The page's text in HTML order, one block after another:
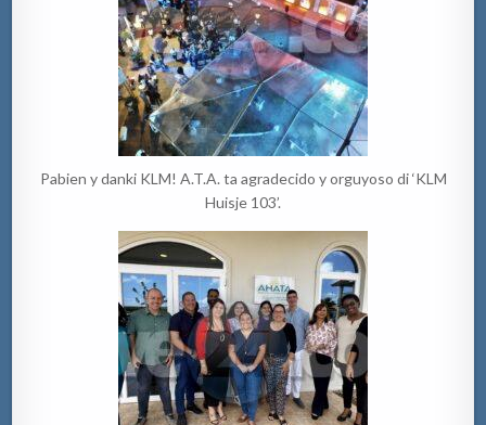
Pabien y danki KLM! A.T.A. ta agradecido y orguyoso di ‘KLM
Huisje 103’.